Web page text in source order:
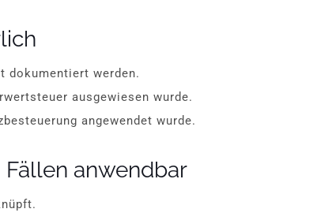
dokumentiert werden.
ausgewiesen wurde.
angewendet wurde.
anwendbar